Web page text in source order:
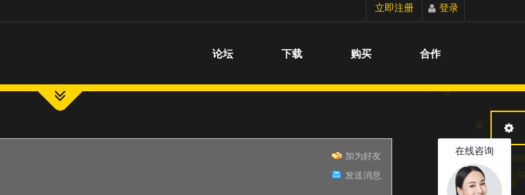
切换到宽版立即注册 登录
论坛 下载 购买 合作
加为好友
发送消息